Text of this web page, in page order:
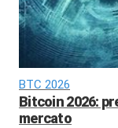
BTC 2026
Bitcoin 2026:
mercato